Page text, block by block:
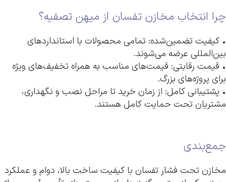
چرا انتخاب مخازن تفسان از میهن تصفیه؟
• کیفیت تضمین‌شده: تمامی محصولات با استانداردهای
بین‌المللی عرضه می‌شوند.
• قیمت رقابتی: قیمت‌های مناسب به همراه تخفیف‌های ویژه
برای پروژه‌های بزرگ.
• پشتیبانی کامل: از زمان خرید تا مراحل نصب و نگهداری،
مشتریان تحت حمایت کامل هستند.
جمع‌بندی
مخازن تحت فشار تفسان با کیفیت ساخت بالا، دوام و عملکرد